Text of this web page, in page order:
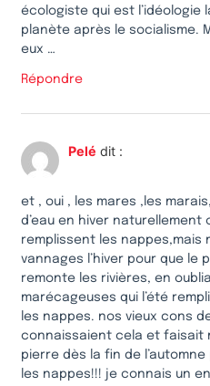
écologiste qui est l’idéologie
planète après le socialisme.
eux …
Répondre
Pelé dit :
et , oui , les mares ,les
d’eau en hiver naturellement
remplissent les nappes,mais
vannages l’hiver pour que le
remonte les rivières, en
marécageuses qui l’été
les nappes. nos vieux cons
connaissaient cela et faisait
pierre dès la fin de
les nappes!!! je connais un